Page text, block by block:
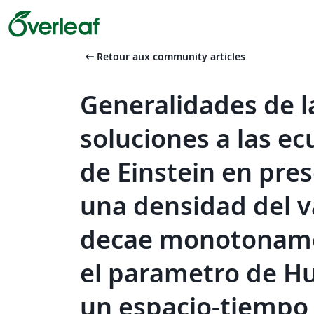
arrow_left_alt Retour aux community articles
Generalidades de
soluciones a las
de Einstein en
una densidad del
decae
el parametro de
un espacio-